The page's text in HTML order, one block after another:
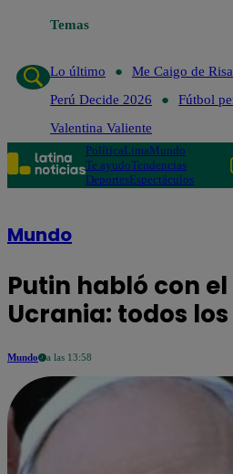
Temas
Lo último
Me Caigo de Risa
Perú Decide 2026
Fútbol
Valentina Valiente
PolíticaLimaMundo
Te ayudoTendencias
DeportesEspectáculos
Mundo
Putin habló con
Ucrania: todos
Mundo a las 13:58